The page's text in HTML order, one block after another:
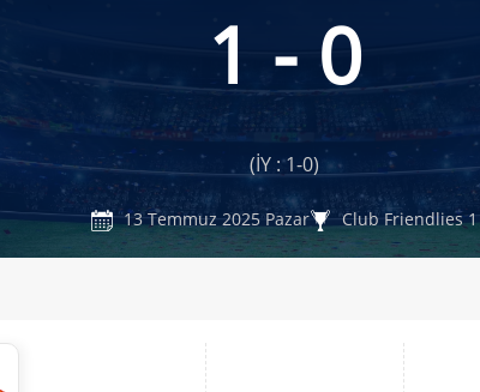
1 - 0
(İY : 1-0)
13 Temmuz 2025 Pazar Club Friendlies 1